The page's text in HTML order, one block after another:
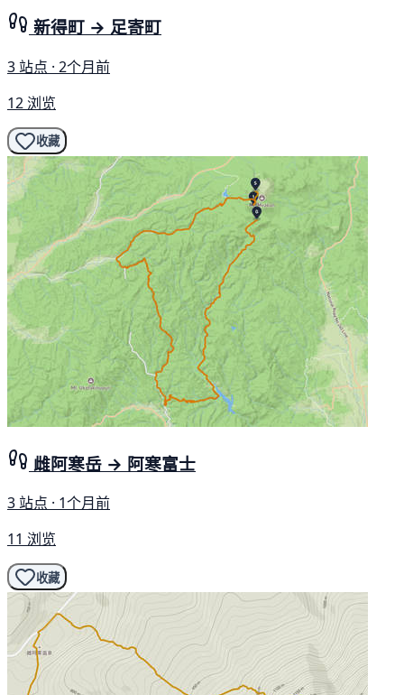
新得町 → 足寄町
3 站点 · 2个月前
12 浏览
收藏
雌阿寒岳 → 阿寒富士
3 站点 · 1个月前
11 浏览
收藏